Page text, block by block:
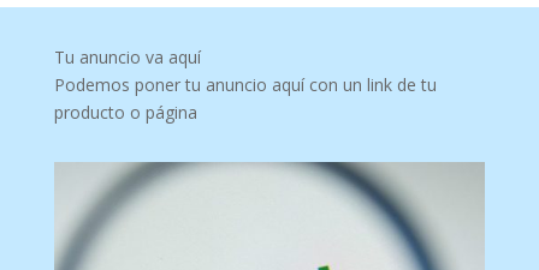
Tu anuncio va aquí
Podemos poner tu anuncio aquí con un link de tu
producto o página